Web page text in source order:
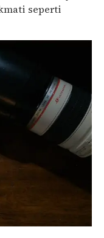
seperti